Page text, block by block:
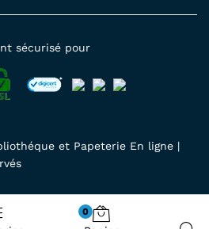
et Papeterie En ligne |
sécurisé pour
0